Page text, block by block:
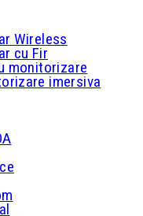
Wireless
cu Fir
monitorizare
imersiva